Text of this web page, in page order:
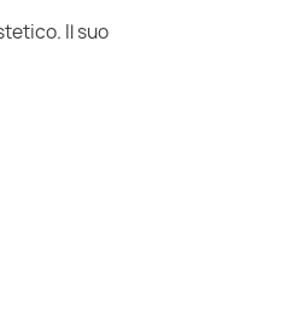
Il suo